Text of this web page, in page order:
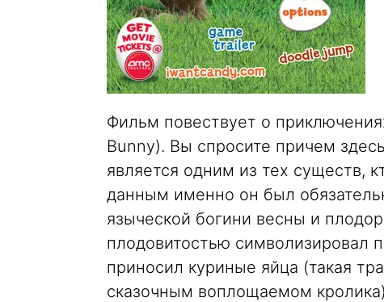
Фильм повествует о
Bunny). Вы спросите причем
является одним из тех существ,
данным именно он был
языческой богини весны и
плодовитостью
приносил куриные яйца (такая
сказочным воплощаемом